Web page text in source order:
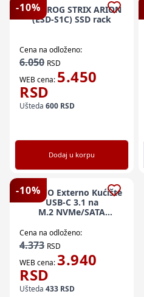
-10%
ASUS ROG STRIX ARION
(ESD-S1C) SSD rack
Cena na odloženo:
6.050 RSD
WEB cena: 5.450
RSD
Ušteda 600 RSD
Dodaj u korpu
-10%
MAIWO Externo Kućište
USB-C 3.1 na
M.2 NVMe/SATA
Cena na odloženo:
4.373 RSD
WEB cena:3.940
RSD
Ušteda 433 RSD